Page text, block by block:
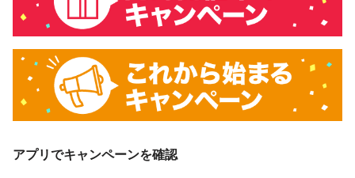
アプリでキャンペーンを確認